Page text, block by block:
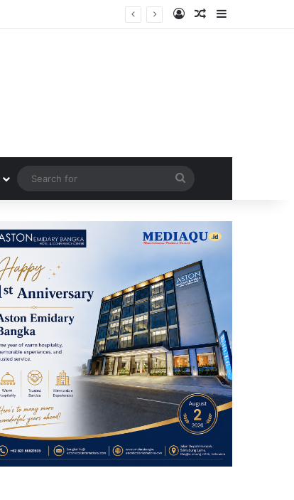
Log InRandom Article
Sidebar
for